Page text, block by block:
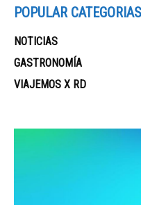
POPULAR CATEGORIAS
NOTICIAS
GASTRONOMÍA
VIAJEMOS X RD